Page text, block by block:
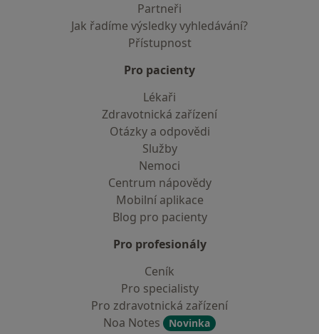
Partneři
Jak řadíme výsledky vyhledávání?
Přístupnost
Pro pacienty
Lékaři
Zdravotnická zařízení
Otázky a odpovědi
Služby
Nemoci
Centrum nápovědy
Mobilní aplikace
Blog pro pacienty
Pro profesionály
Ceník
Pro specialisty
Pro zdravotnická zařízení
Noa Notes
Novinka